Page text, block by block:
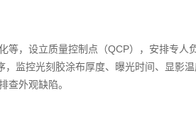
，设立质量控制点（QCP），安排专
监控光刻胶涂布厚度、曝光时间、显影
查外观缺陷。